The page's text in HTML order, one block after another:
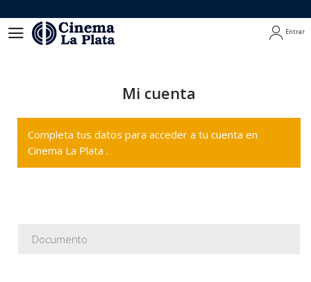
Entrar
Mi cuenta
Completa tus datos para acceder a tu cuenta en
Cinema La Plata .